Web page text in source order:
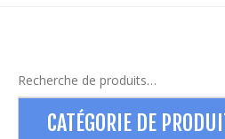
CATÉGORIE DE